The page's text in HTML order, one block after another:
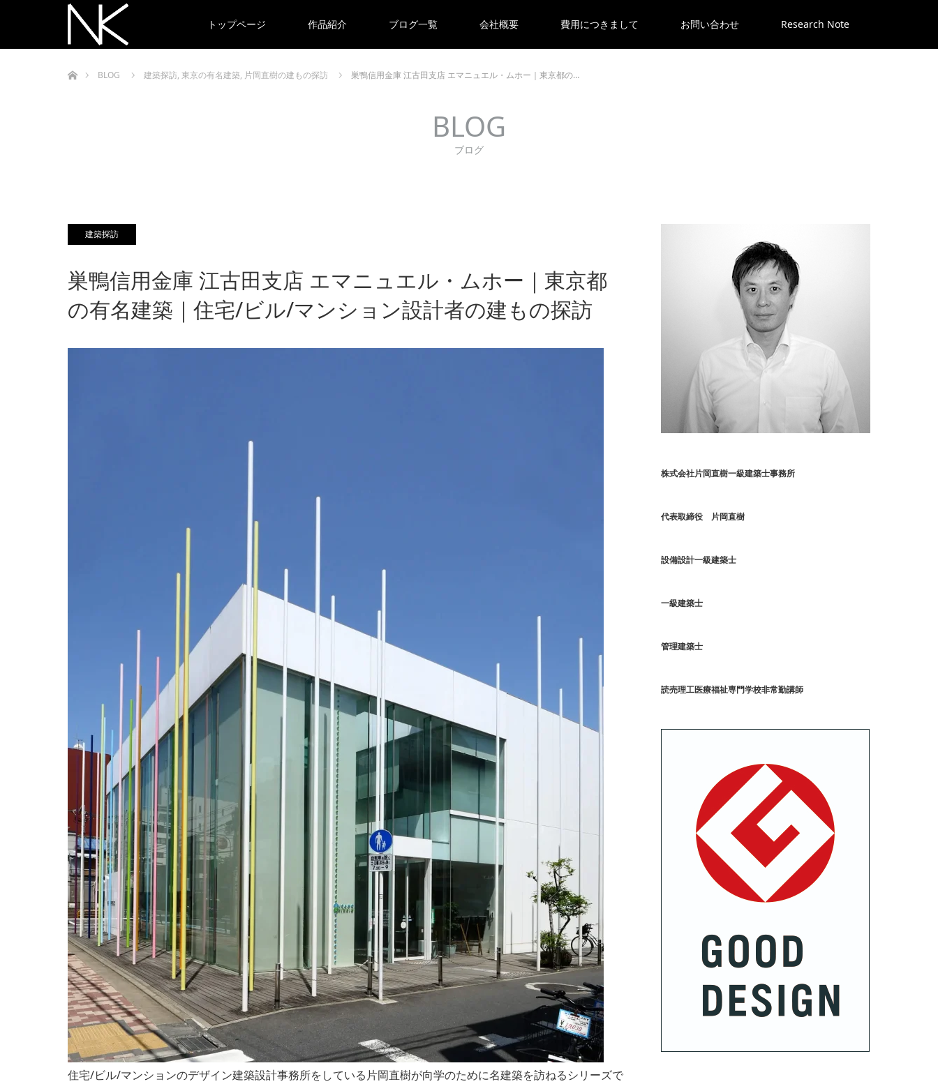
トップページ 作品紹介 ブログ一覧 会社概要 費用につきまして お問い合わせ Research Note
BLOG
建築探訪, 東京の有名建築, 片岡直樹の建もの探訪 巣鴨信用金庫 江古田支店 エマニュエル・ムホー｜東京都の…
BLOG
ブログ
建築探訪
巣鴨信用金庫 江古田支店 エマニュエル・ムホー｜東京都
の有名建築｜住宅/ビル/マンション設計者の建もの探訪
住宅/ビル/マンションのデザイン建築設計事務所をしている片岡直樹が向学のために名建築を訪ねるシリーズで
株式会社片岡直樹一級建築士事務所
代表取締役 片岡直樹
設備設計一級建築士
一級建築士
管理建築士
読売理工医療福祉専門学校非常勤講師